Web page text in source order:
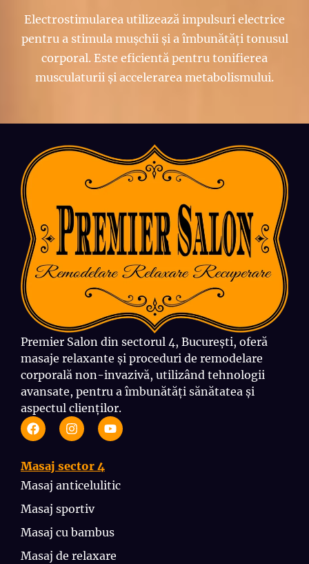
Electrostimularea utilizează impulsuri electrice
pentru a stimula mușchii și a îmbunătăți tonusul
corporal. Este eficientă pentru tonifierea
musculaturii și accelerarea metabolismului.
Premier Salon din sectorul 4, București, oferă
masaje relaxante și proceduri de remodelare
corporală non-invazivă, utilizând tehnologii
avansate, pentru a îmbunătăți sănătatea și
aspectul clienților.
Masaj sector 4
Masaj anticelulitic
Masaj sportiv
Masaj cu bambus
Masaj de relaxare